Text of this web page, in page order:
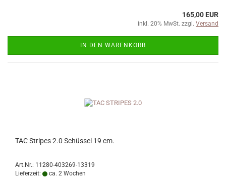
165,00 EUR
inkl. 20% MwSt. zzgl. Versand
IN DEN WARENKORB
TAC Stripes 2.0 Schüssel 19 cm.
Art.Nr.: 11280-403269-13319
Lieferzeit:
ca. 2 Wochen